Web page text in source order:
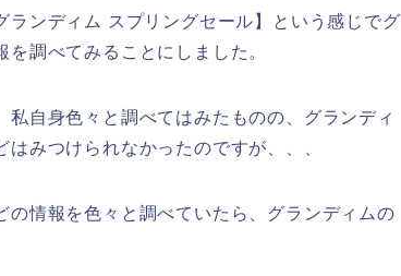
ランディム スプリングセール】という感じでグ
調べてみることにしました。
自身色々と調べてはみたものの、グランディ
みつけられなかったのですが、、、
情報を色々と調べていたら、グランディムの